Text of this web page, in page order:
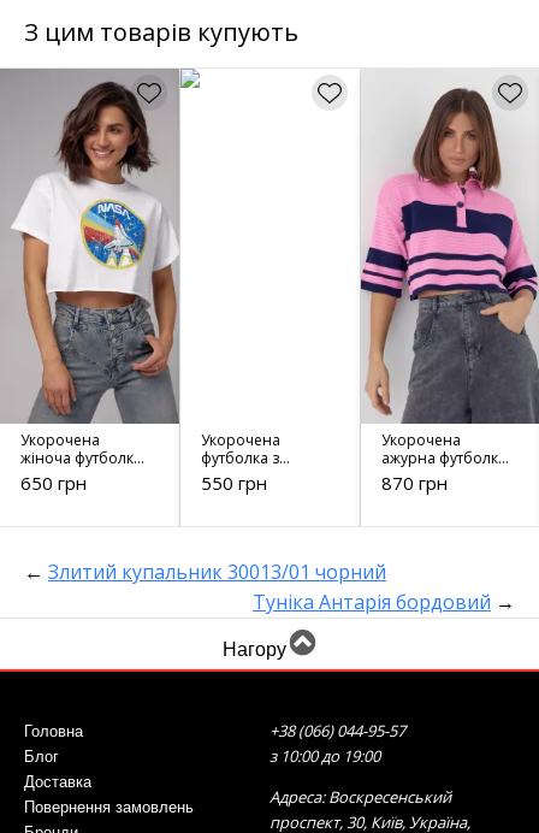
З цим товарів купують
Укорочена
жіноча футболка
з принтом Nasa -
1259 біла
650 грн
Укорочена
футболка з
ажурною
кишенею - 08756
550 грн
Укорочена
ажурна футболка
поло в смужку -
6804 фуксія
870 грн
← Злитий купальник 30013/01 чорний
Туніка Антарія бордовий →
Нагору
Головна
Блог
Доставка
Повернення замовлень
+38 (066) 044-95-57
з 10:00 до 19:00
Адреса: Воскресенський
проспект, 30, Київ, Україна,